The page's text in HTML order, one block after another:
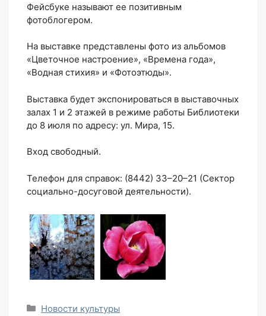
Фейсбуке называют ее позитивным
фотоблогером.
На выставке представлены фото из альбомов
«Цветочное настроение», «Времена года»,
«Водная стихия» и «Фотоэтюды».
Выставка будет экспонироваться в выставочных
залах 1 и 2 этажей в режиме работы Библиотеки
до 8 июля по адресу: ул. Мира, 15.
Вход свободный.
Телефон для справок: (8442) 33–20–21 (Сектор
социально-досуговой деятельности).
Рубрики
Новости культуры